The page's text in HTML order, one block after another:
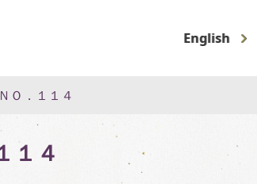
English
．１１４
１４